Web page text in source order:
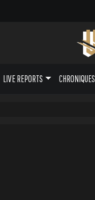
LIVE REPORTS CHRONIQUES